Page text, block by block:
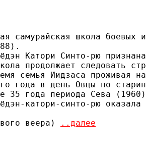
самурайская школа боевых
Катори Синто-рю
продолжает следовать
семья Иидзаса проживая
года в день Овцы по
35 года периода Сева
катори-синто-рю
веера)
..далее